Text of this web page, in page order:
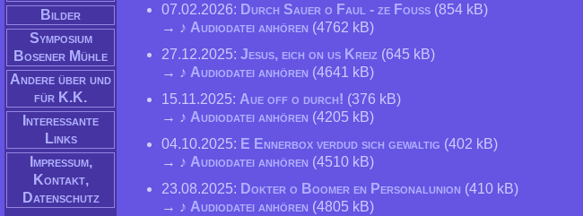
Bilder
Symposium
Bosener Mühle
Andere über und
für K.K.
Interessante
Links
Impressum,
Kontakt,
Datenschutz
07.02.2026: Durch Sauer o Faul - ze Fouß (854 kB)
→ ♪ Audiodatei anhören (4762 kB)
27.12.2025: Jesus, eich on us Kreiz (645 kB)
→ ♪ Audiodatei anhören (4641 kB)
15.11.2025: Aue off o durch! (376 kB)
→ ♪ Audiodatei anhören (4205 kB)
04.10.2025: E Ennerbox verdud sich gewaltig (402 kB)
→ ♪ Audiodatei anhören (4510 kB)
23.08.2025: Dokter o Boomer en Personalunion (410 kB)
→ ♪ Audiodatei anhören (4805 kB)